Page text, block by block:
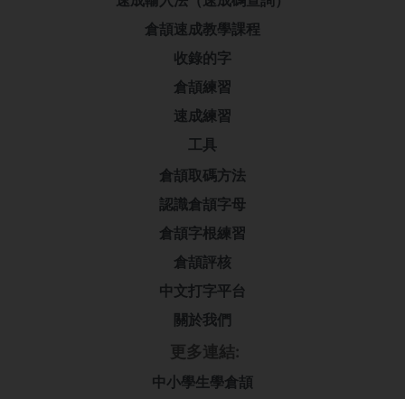
倉頡速成教學課程
收錄的字
倉頡練習
速成練習
工具
倉頡取碼方法
認識倉頡字母
倉頡字根練習
倉頡評核
中文打字平台
關於我們
更多連結:
中小學生學倉頡